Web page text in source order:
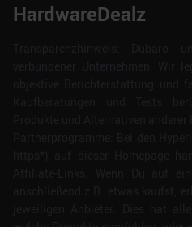
HardwareDealz